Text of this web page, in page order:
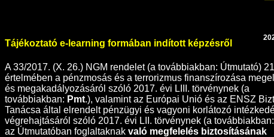
Tájékoztató e-learning formában indított képzésről
A 33/2017. (X. 26.) NGM rendelet (a továbbiakban: Útmutató)
értelmében a pénzmosás és a terrorizmus finanszírozása
és megakadályozásáról szóló 2017. évi LIII. törvénynek (a
továbbiakban: Pmt.), valamint az Európai Unió és az ENSZ
Tanácsa által elrendelt pénzügyi és vagyoni korlátozó
végrehajtásáról szóló 2017. évi LII. törvénynek (a
az Útmutatóban foglaltaknak való megfelelés biztosításának